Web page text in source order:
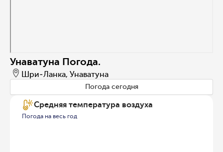
Унаватуна Погода.
Шри-Ланка, Унаватуна
Погода сегодня
Средняя температура воздуха
Погода на весь год